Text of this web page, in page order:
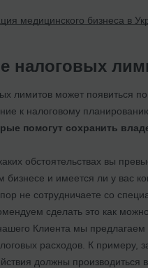
медицинского бизнеса в
налоговых
лимитов может появиться
к налоговому
помогут сохранить
обстоятельствах вы
бизнесе и имеется ли у вас
не сотрудничаете со
сделать это как
Клиента мы
расходов. К примеру,
должны производиться